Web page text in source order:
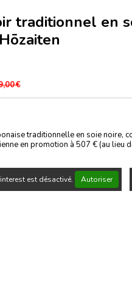
traditionnel en
€
traditionnelle en soie noire,
en promotion à 507 € (au lieu
est désactivé. Autoriser